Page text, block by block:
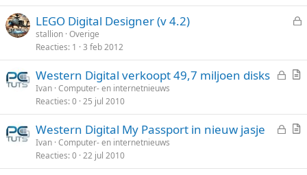
l
a
g
l
LEGO Digital Designer (v 4.2)
stallion Overige
Reacties 1 3 feb 2012
G
l
o
i
Western Digital verkoopt 49,7 miljoen disks
Ivan Computer- en internetnieuws
Reacties 0 25 jul 2010
G
l
i
Western Digital My Passport in nieuw jasje
Ivan Computer- en internetnieuws
Reacties 0 22 jul 2010